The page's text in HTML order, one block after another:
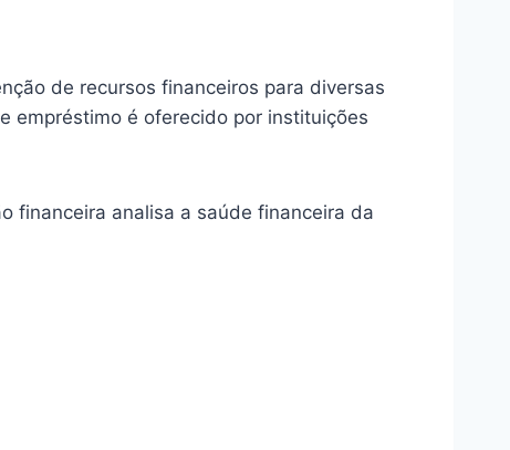
de recursos financeiros para diversas
empréstimo é oferecido por instituições
financeira analisa a saúde financeira da